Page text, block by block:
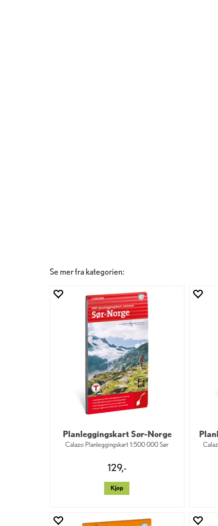
Se mer fra kategorien:
Planleggingskart Sør-Norge
Calazo Planleggingskart 1:500 000 Sør
129,-
Kjøp